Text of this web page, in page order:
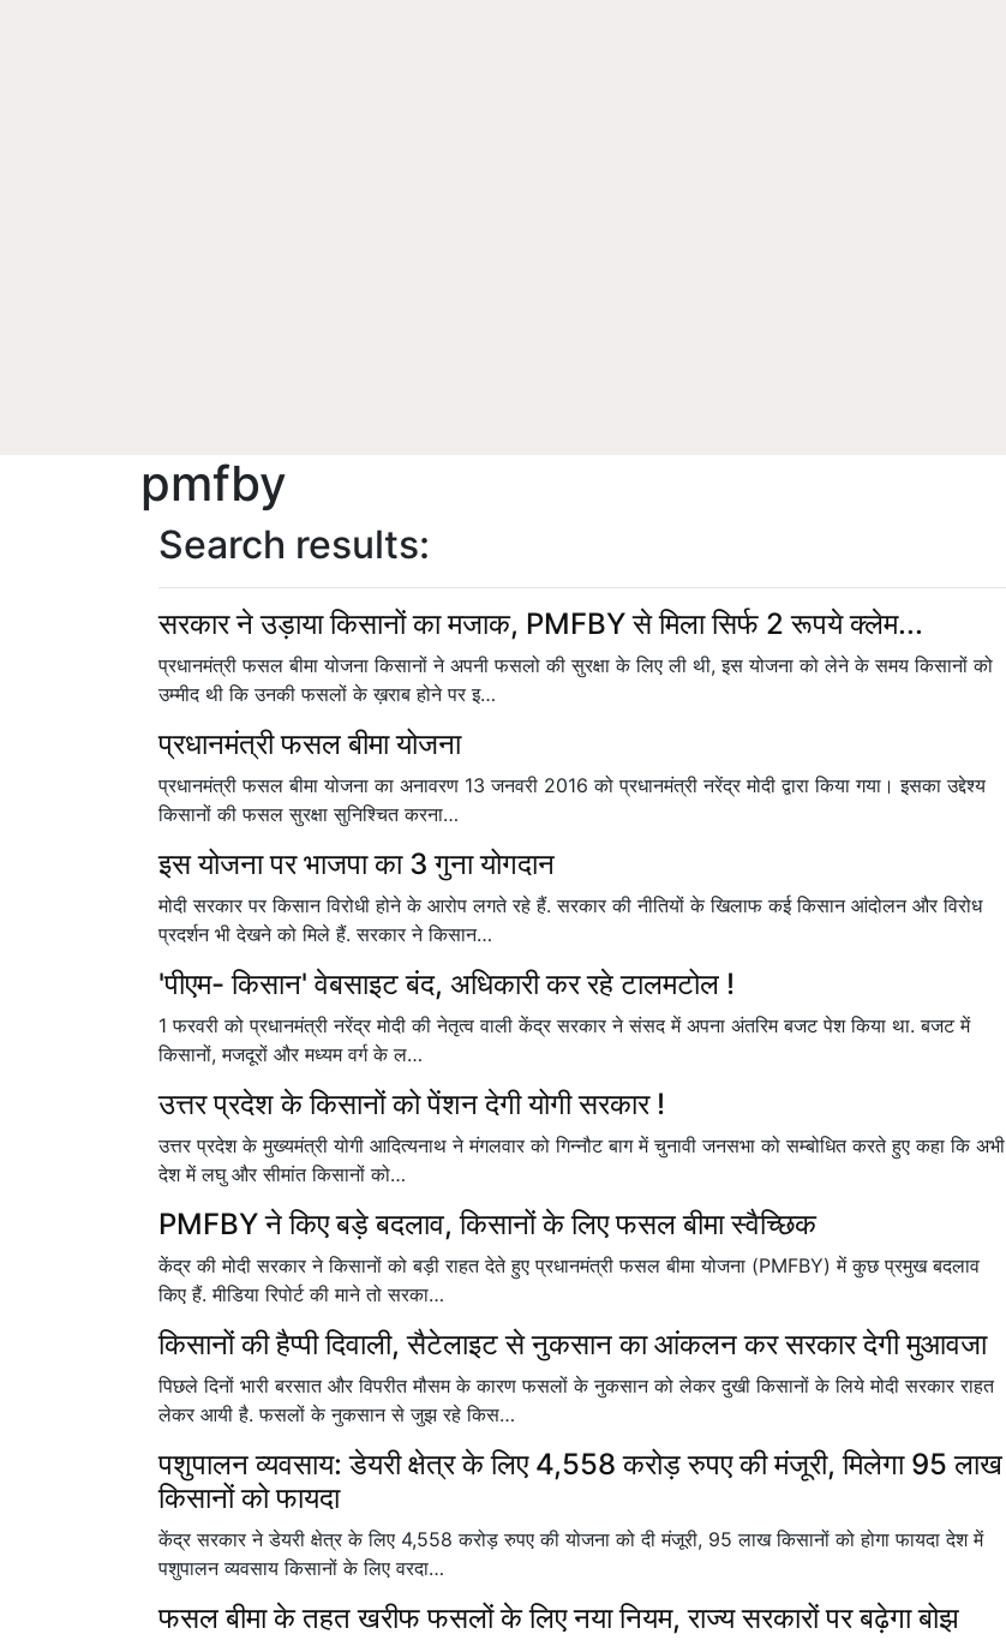
pmfby
Search results:
सरकार ने उड़ाया किसानों का मजाक, PMFBY से मिला सिर्फ 2 रूपये क्लेम...
प्रधानमंत्री फसल बीमा योजना किसानों ने अपनी फसलो की सुरक्षा के लिए ली थी, इस योजना को लेने के समय किसानों को
उम्मीद थी कि उनकी फसलों के ख़राब होने पर इ…
प्रधानमंत्री फसल बीमा योजना
प्रधानमंत्री फसल बीमा योजना का अनावरण 13 जनवरी 2016 को प्रधानमंत्री नरेंद्र मोदी द्वारा किया गया। इसका उद्देश्य
किसानों की फसल सुरक्षा सुनिश्चित करना…
इस योजना पर भाजपा का 3 गुना योगदान
मोदी सरकार पर किसान विरोधी होने के आरोप लगते रहे हैं. सरकार की नीतियों के खिलाफ कई किसान आंदोलन और विरोध
प्रदर्शन भी देखने को मिले हैं. सरकार ने किसान…
'पीएम- किसान' वेबसाइट बंद, अधिकारी कर रहे टालमटोल !
1 फरवरी को प्रधानमंत्री नरेंद्र मोदी की नेतृत्व वाली केंद्र सरकार ने संसद में अपना अंतरिम बजट पेश किया था. बजट में
किसानों, मजदूरों और मध्यम वर्ग के ल…
उत्तर प्रदेश के किसानों को पेंशन देगी योगी सरकार !
उत्तर प्रदेश के मुख्यमंत्री योगी आदित्यनाथ ने मंगलवार को गिन्नौट बाग में चुनावी जनसभा को सम्बोधित करते हुए कहा कि अभी
देश में लघु और सीमांत किसानों को…
PMFBY ने किए बड़े बदलाव, किसानों के लिए फसल बीमा स्वैच्छिक
केंद्र की मोदी सरकार ने किसानों को बड़ी राहत देते हुए प्रधानमंत्री फसल बीमा योजना (PMFBY) में कुछ प्रमुख बदलाव
किए हैं. मीडिया रिपोर्ट की माने तो सरका…
किसानों की हैप्पी दिवाली, सैटेलाइट से नुकसान का आंकलन कर सरकार देगी मुआवजा
पिछले दिनों भारी बरसात और विपरीत मौसम के कारण फसलों के नुकसान को लेकर दुखी किसानों के लिये मोदी सरकार राहत
लेकर आयी है. फसलों के नुकसान से जुझ रहे किस…
पशुपालन व्यवसाय: डेयरी क्षेत्र के लिए 4,558 करोड़ रुपए की मंजूरी, मिलेगा 95 लाख
किसानों को फायदा
केंद्र सरकार ने डेयरी क्षेत्र के लिए 4,558 करोड़ रुपए की योजना को दी मंजूरी, 95 लाख किसानों को होगा फायदा देश में
पशुपालन व्यवसाय किसानों के लिए वरदा…
फसल बीमा के तहत खरीफ फसलों के लिए नया नियम, राज्य सरकारों पर बढ़ेगा बोझ